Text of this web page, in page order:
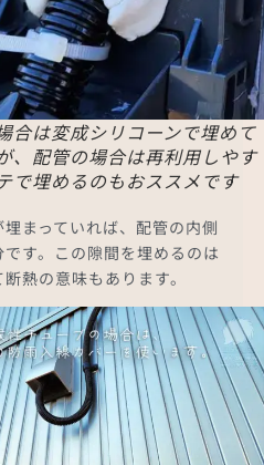
合は変成シリコーンで埋めて
、配管の場合は再利用しやす
で埋めるのもおススメです
まっていれば、配管の内側
す。この隙間を埋めるのは
熱の意味もあります。